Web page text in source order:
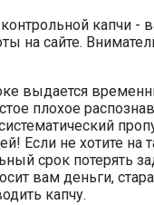
капчи -
на сайте.
выдается
плохое
Если не хотите на
срок потерять
вам деньги,
капчу.